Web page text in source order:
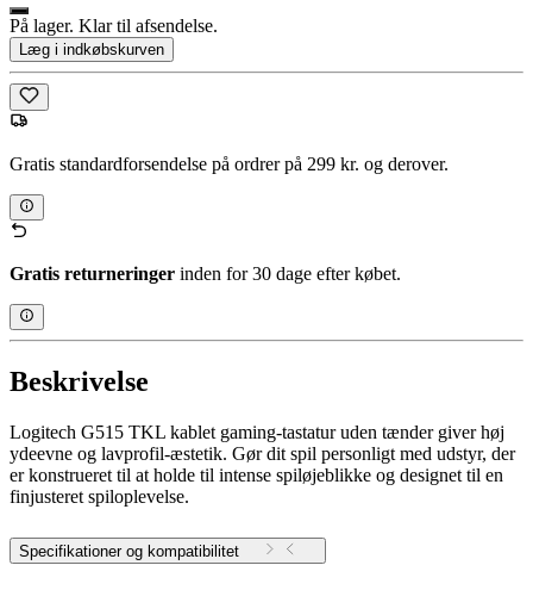
På lager. Klar til afsendelse.
Læg i indkøbskurven
Gratis standardforsendelse på ordrer på 299 kr. og derover.
Gratis returneringer inden for 30 dage efter købet.
Beskrivelse
Logitech G515 TKL kablet gaming-tastatur uden tænder giver høj
ydeevne og lavprofil-æstetik. Gør dit spil personligt med udstyr, der
er konstrueret til at holde til intense spiløjeblikke og designet til en
finjusteret spiloplevelse.
Specifikationer og kompatibilitet